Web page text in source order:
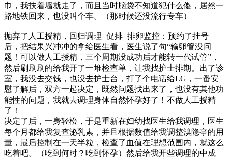
巾，我扶着墙就走了，而且当时脑袋不知道犯什么傻，居然一
路地铁回来，也没叫个车。（那时候还没流行专车）
抛弃了人工授精，回归调理+促排+排卵监控：预约了挂号
后，把结果兴冲冲的拿给医生看，医生说了句“输卵管没问
题！可以做人工授精，三个周期没成功后才能转一代试管”，
然后刷刷刷的给我开了一堆检查单，让我找护士排期。出了诊
室，我没去交钱，也没去护士台，打了个电话给LG，一番安
慰了解后，双方一起决定，既然问题找出来了，也没有其他功
能性的问题，我就去调理身体自然怀孕好了！不做人工授精
了！
决定了后，一身轻松，于是重新在妇幼找医生给我调理，医生
每个月都给我复查泌乳素，并且根据数值给我调整溴隐亭的用
量，最后控制在一天半粒，检查了血值在理想范围内，就这么
吃着吧。（吃到何时？吃到怀孕）然后给我开些调理的中成